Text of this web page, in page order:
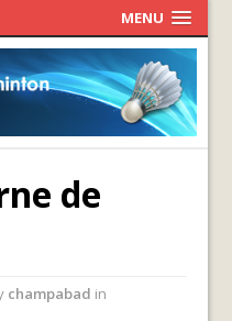
MENU
de
champabad in